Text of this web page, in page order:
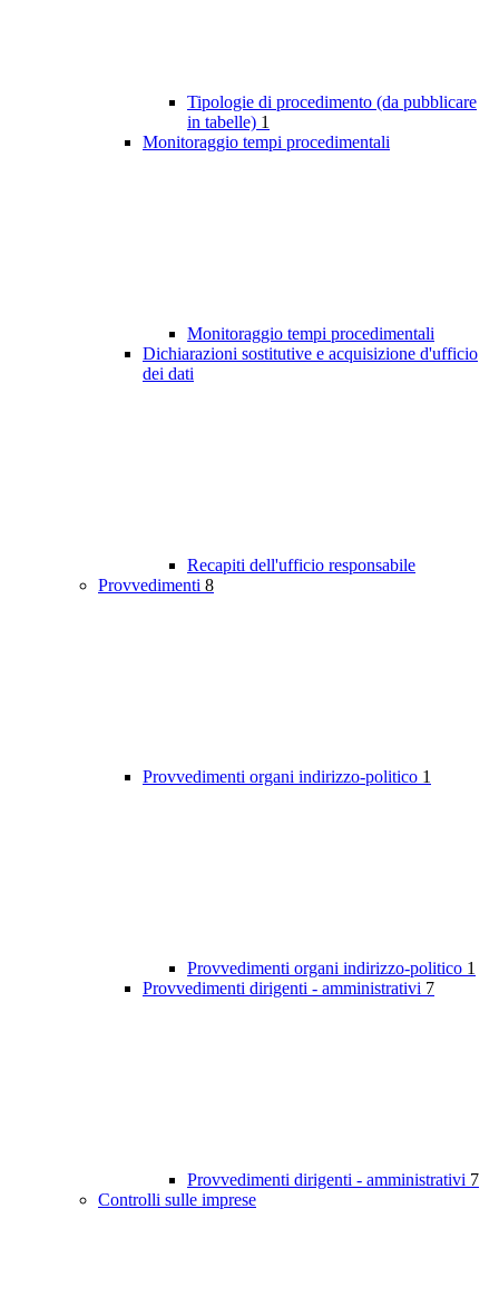
Tipologie di procedimento (da pubblicare
in tabelle) 1
Monitoraggio tempi procedimentali
Monitoraggio tempi procedimentali
Dichiarazioni sostitutive e acquisizione d'ufficio
dei dati
Recapiti dell'ufficio responsabile
Provvedimenti 8
Provvedimenti organi indirizzo-politico 1
Provvedimenti organi indirizzo-politico 1
Provvedimenti dirigenti - amministrativi 7
Provvedimenti dirigenti - amministrativi 7
Controlli sulle imprese